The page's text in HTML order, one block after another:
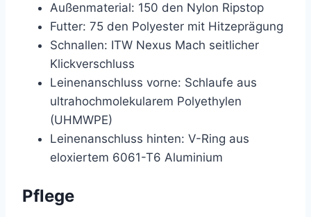
Außenmaterial: 150 den Nylon Ripstop
Futter: 75 den Polyester mit Hitzeprägung
Schnallen: ITW Nexus Mach seitlicher
Klickverschluss
Leinenanschluss vorne: Schlaufe aus
ultrahochmolekularem Polyethylen
(UHMWPE)
Leinenanschluss hinten: V-Ring aus
eloxiertem 6061-T6 Aluminium
Pflege